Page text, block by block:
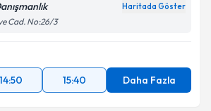
Haritada Göster
Cad. No:26/3
14:50 15:40 Daha Fazla